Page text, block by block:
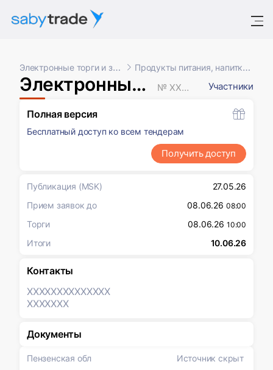
Электронные торги и закупки Продукты питания, напитки, табак
Электронный аукцион № XXXXXXX Участники
Пензенская обл Источник скрыт
Полная версия
Бесплатный доступ ко всем тендерам
Получить доступ
Публикация (MSK)
27.05.26
Прием заявок до
08.06.26 08:00
Торги 08.06.26 10:00
Итоги 10.06.26
Контакты
XXXXXXXXXXXXXX
XXXXXXX
Документы